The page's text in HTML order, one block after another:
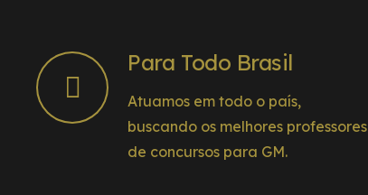
Para Todo Brasil
Atuamos em todo o país,
buscando os melhores professores
de concursos para GM.